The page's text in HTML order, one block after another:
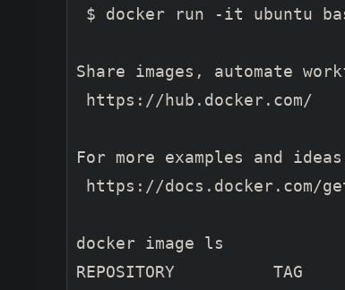
$ docker run -it ubuntu
Share images, automate
https://hub.docker.com/
For more examples and
https://docs.docker.com/
docker image ls
REPOSITORY